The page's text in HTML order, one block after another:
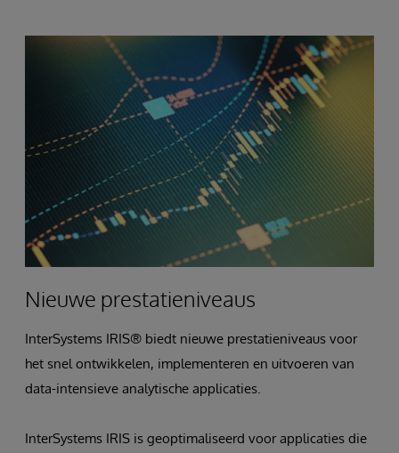
Nieuwe prestatieniveaus
InterSystems IRIS® biedt nieuwe prestatieniveaus voor
het snel ontwikkelen, implementeren en uitvoeren van
data-intensieve analytische applicaties.
InterSystems IRIS is geoptimaliseerd voor applicaties die